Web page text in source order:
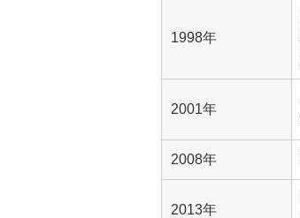
1998年
2001年
2008年
2013年